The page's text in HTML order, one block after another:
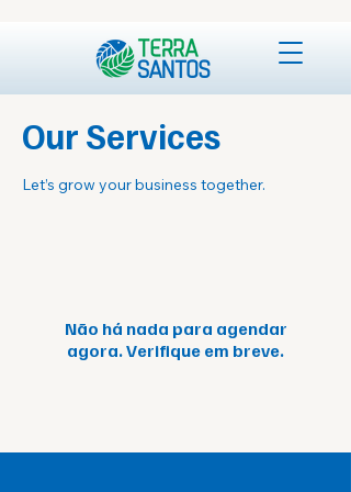
Our Services
Let’s grow your business together.
Não há nada para agendar
agora. Verifique em breve.